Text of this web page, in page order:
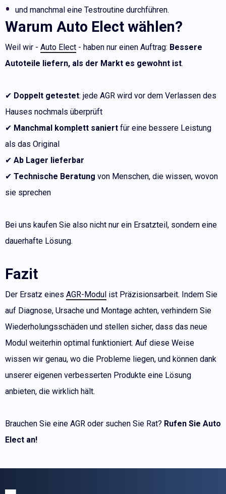
und manchmal eine Testroutine durchführen.
Warum Auto Elect wählen?
Weil wir - Auto Elect - haben nur einen Auftrag: Bessere
Autoteile liefern, als der Markt es gewohnt ist.
✔ Doppelt getestet: jede AGR wird vor dem Verlassen des
Hauses nochmals überprüft
✔ Manchmal komplett saniert für eine bessere Leistung
als das Original
✔ Ab Lager lieferbar
✔ Technische Beratung von Menschen, die wissen, wovon
sie sprechen
Bei uns kaufen Sie also nicht nur ein Ersatzteil, sondern eine
dauerhafte Lösung.
Fazit
Der Ersatz eines AGR-Modul ist Präzisionsarbeit. Indem Sie
auf Diagnose, Ursache und Montage achten, verhindern Sie
Wiederholungsschäden und stellen sicher, dass das neue
Modul weiterhin optimal funktioniert. Auf diese Weise
wissen wir genau, wo die Probleme liegen, und können dank
unserer eigenen verbesserten Produkte eine Lösung
anbieten, die wirklich hält.
Brauchen Sie eine AGR oder suchen Sie Rat? Rufen Sie Auto
Elect an!